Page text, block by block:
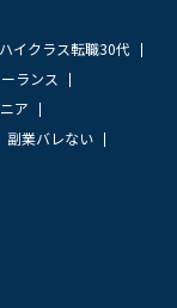
ハイクラス転職30代
ランス
ア
副業バレない